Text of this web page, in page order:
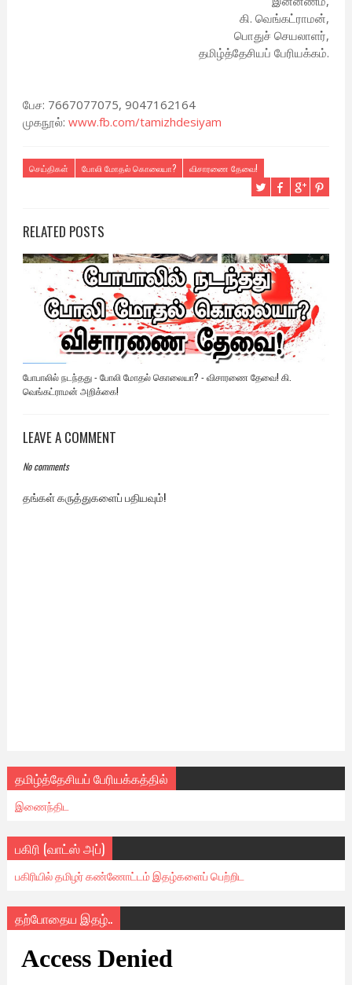
கி. வெங்கட்ராமன்,
பொதுச் செயலாளர்,
தமிழ்த்தேசியப் பேரியக்கம்.
பேச: 7667077075, 9047162164
முகநூல்: www.fb.com/tamizhdesiyam
செய்திகள் போலி மோதல் கொலையா? விசாரணை தேவை!
RELATED POSTS
போபாலில் நடந்தது - போலி மோதல் கொலையா? - விசாரணை தேவை! கி.
வெங்கட்ராமன் அறிக்கை!
LEAVE A COMMENT
No comments
தங்கள் கருத்துகளைப் பதியவும்!
தமிழ்த்தேசியப் பேரியக்கத்தில்
இணைந்திட
பகிரி (வாட்ஸ் அப்)
பகிரியில் தமிழர் கண்ணோட்டம் இதழ்களைப் பெற்றிட
தற்போதைய இதழ்..